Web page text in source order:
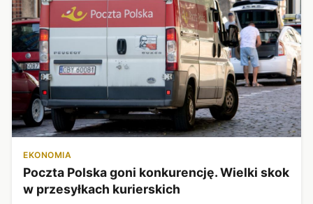
EKONOMIA
Poczta Polska goni konkurencję. Wielki skok
w przesyłkach kurierskich